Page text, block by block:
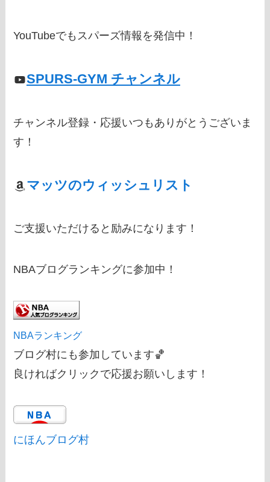
YouTubeでもスパーズ情報を発信中！
SPURS-GYM チャンネル
チャンネル登録・応援いつもありがとうございま
す！
マッツのウィッシュリスト
ご支援いただけると励みになります！
NBAブログランキングに参加中！
NBAランキング
ブログ村にも参加しています🏀
良ければクリックで応援お願いします！
にほんブログ村